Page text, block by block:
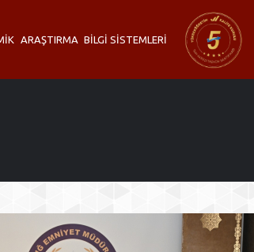
ARAŞTIRMA BİLGİ SİSTEMLERİ